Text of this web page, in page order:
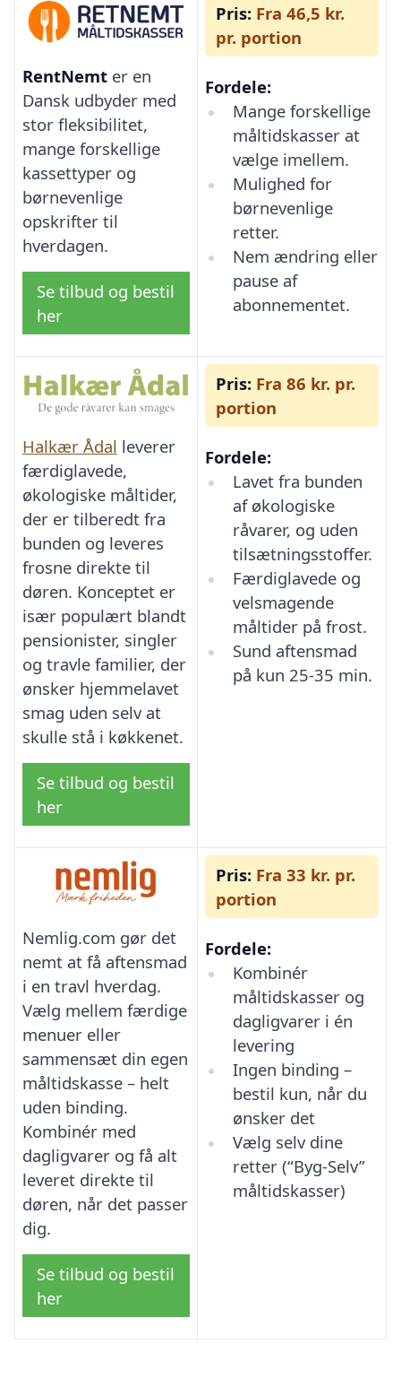
RentNemt er en
Dansk udbyder med
stor fleksibilitet,
mange forskellige
kassettyper og
børnevenlige
opskrifter til
hverdagen.
Se tilbud og bestil
her
Pris: Fra 46,5 kr.
pr. portion
Fordele:
Mange forskellige
måltidskasser at
vælge imellem.
Mulighed for
børnevenlige
retter.
Nem ændring eller
pause af
abonnementet.
Halkær Ådal leverer
færdiglavede,
økologiske måltider,
der er tilberedt fra
bunden og leveres
frosne direkte til
døren. Konceptet er
især populært blandt
pensionister, singler
og travle familier, der
ønsker hjemmelavet
smag uden selv at
skulle stå i køkkenet.
Se tilbud og bestil
her
Pris: Fra 86 kr. pr.
portion
Fordele:
Lavet fra bunden
af økologiske
råvarer, og uden
tilsætningsstoffer.
Færdiglavede og
velsmagende
måltider på frost.
Sund aftensmad
på kun 25-35 min.
Nemlig.com gør det
nemt at få aftensmad
i en travl hverdag.
Vælg mellem færdige
menuer eller
sammensæt din egen
måltidskasse – helt
uden binding.
Kombinér med
dagligvarer og få alt
leveret direkte til
døren, når det passer
dig.
Se tilbud og bestil
her
Pris: Fra 33 kr. pr.
portion
Fordele:
Kombinér
måltidskasser og
dagligvarer i én
levering
Ingen binding –
bestil kun, når du
ønsker det
Vælg selv dine
retter (“Byg-Selv”
måltidskasser)